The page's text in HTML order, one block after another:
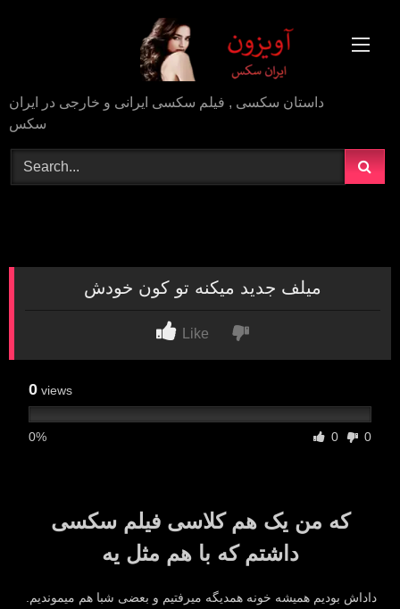
داستان سکسی , فیلم سکسی ایرانی و خارجی در ایران
سکس
میلف جدید میکنه تو کون خودش
Like
0 views
0% 0 0
که من یک هم کلاسی فیلم سکسی
داشتم که با هم مثل یه
داداش بودیم همیشه خونه همدیگه میرفتیم و بعضی شبا هم میموندیم.